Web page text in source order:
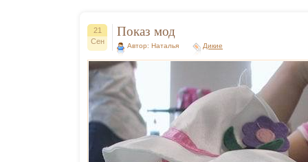
21
Сен
Показ мод
Автор: Наталья Дикие